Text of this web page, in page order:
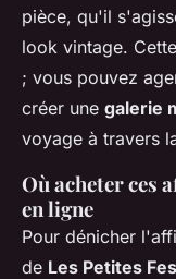
pièce, qu'il
look vintage.
; vous pouvez
créer une galerie
voyage à travers
Où acheter ces
en ligne
Pour dénicher
de Les Petites